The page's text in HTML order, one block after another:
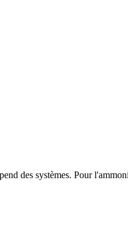
des systèmes. Pour